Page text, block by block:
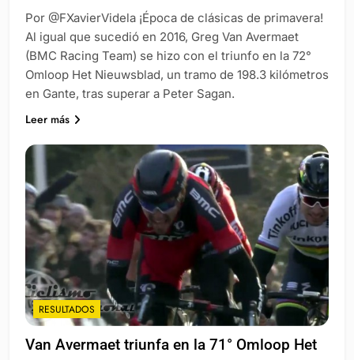
Por @FXavierVidela ¡Época de clásicas de primavera!
Al igual que sucedió en 2016, Greg Van Avermaet
(BMC Racing Team) se hizo con el triunfo en la 72°
Omloop Het Nieuwsblad, un tramo de 198.3 kilómetros
en Gante, tras superar a Peter Sagan.
Leer más
RESULTADOS
Van Avermaet triunfa en la 71° Omloop Het